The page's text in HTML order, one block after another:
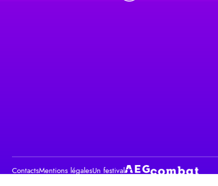
ContactsMentions légalesUn festival